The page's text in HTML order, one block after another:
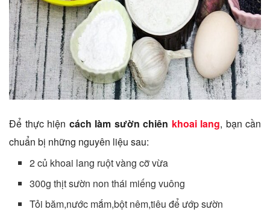
Để thực hiện cách làm sườn chiên khoai lang, bạn cần
chuẩn bị những nguyên liệu sau:
2 củ khoai lang ruột vàng cỡ vừa
300g thịt sườn non thái miếng vuông
Tỏi băm,nước mắm,bột nêm,tiêu để ướp sườn